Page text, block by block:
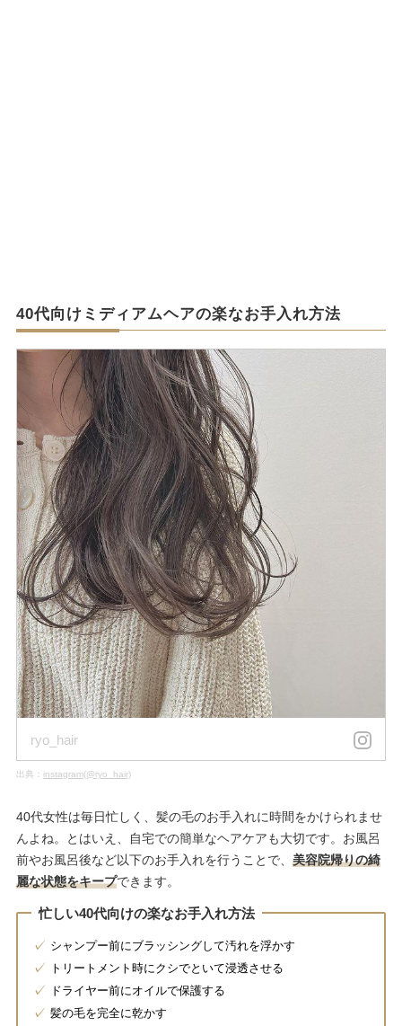
40代向けミディアムヘアの楽なお手入れ方法
ryo_hair
出典： instagram(@ryo_hair)
40代女性は毎日忙しく、髪の毛のお手入れに時間をかけられませ
んよね。とはいえ、自宅での簡単なヘアケアも大切です。お風呂
前やお風呂後など以下のお手入れを行うことで、 美容院帰りの綺
麗な状態をキープできます。
忙しい40代向けの楽なお手入れ方法
シャンプー前にブラッシングして汚れを浮かす
トリートメント時にクシでといて浸透させる
ドライヤー前にオイルで保護する
髪の毛を完全に乾かす